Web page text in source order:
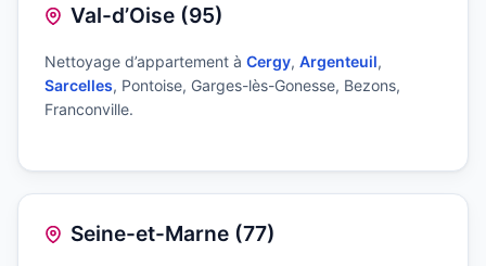
Val-d’Oise (95)
Nettoyage d’appartement à Cergy, Argenteuil,
Sarcelles, Pontoise, Garges-lès-Gonesse, Bezons,
Franconville.
Seine-et-Marne (77)